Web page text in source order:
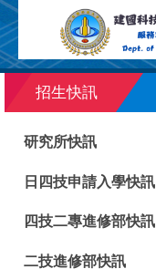
跳
到
主
要
招生快訊
研究所快訊
日四技申請入學快訊
四技二專進修部快訊
二技進修部快訊